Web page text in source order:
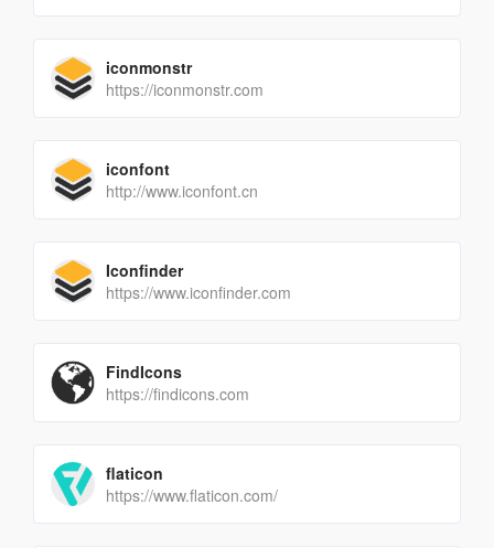
iconmonstr
https://iconmonstr.com
iconfont
http://www.iconfont.cn
Iconfinder
https://www.iconfinder.com
FindIcons
https://findicons.com
flaticon
https://www.flaticon.com/